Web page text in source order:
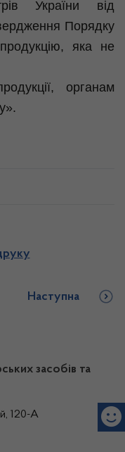
України від
Порядку
яка не
органам
Наступна
засобів та
120-А